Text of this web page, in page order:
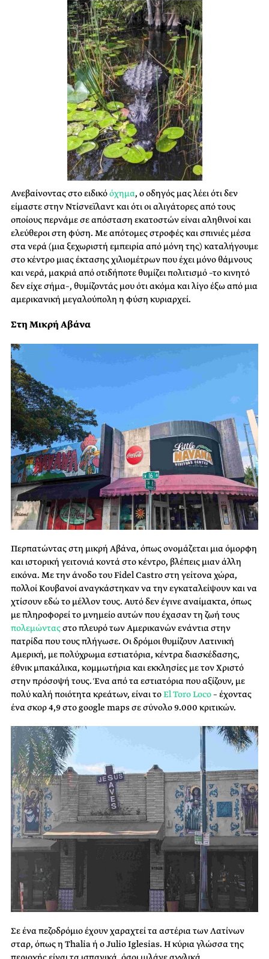
Ανεβαίνοντας στο ειδικόόχημα, ο οδηγός μας λέει ότι δεν
είμαστε στην Ντίσνεϊλαντ και ότι οι αλιγάτορες από τους
οποίους περνάμε σε απόσταση εκατοστών είναι αληθινοί και
ελεύθεροι στη φύση. Με απότομες στροφές και σπινιές μέσα
στα νερά (μια ξεχωριστή εμπειρία από μόνη της) καταλήγουμε
στο κέντρο μιας έκτασης χιλιομέτρων που έχει μόνο θάμνους
και νερά, μακριά από οτιδήποτε θυμίζει πολιτισμό –το κινητό
δεν είχε σήμα–, θυμίζοντάς μου ότι ακόμα και λίγο έξω από μια
αμερικανική μεγαλούπολη η φύση κυριαρχεί.
Στη Μικρή Αβάνα
Περπατώντας στη μικρή Αβάνα, όπως ονομάζεται μια όμορφη
και ιστορική γειτονιά κοντά στο κέντρο, βλέπεις μιαν άλλη
εικόνα. Με την άνοδο του Fidel Castro στη γείτονα χώρα,
πολλοί Κουβανοί αναγκάστηκαν να την εγκαταλείψουν και να
χτίσουν εδώ το μέλλον τους. Αυτό δεν έγινε αναίμακτα, όπως
με πληροφορεί το μνημείο αυτών που έχασαν τη ζωή τους
πολεμώνταςστο πλευρό των Αμερικανών ενάντια στην
πατρίδα που τους πλήγωσε. Οι δρόμοι θυμίζουν Λατινική
Αμερική, με πολύχρωμα εστιατόρια, κέντρα διασκέδασης,
έθνικ μπακάλικα, κομμωτήρια και εκκλησίες με τον Χριστό
στην πρόσοψή τους. Ένα από τα εστιατόρια που αξίζουν, με
πολύ καλή ποιότητα κρεάτων, είναι τοEl Toro Loco– έχοντας
ένα σκορ 4,9 στο google maps σε σύνολο 9.000 κριτικών.
Σε ένα πεζοδρόμιο έχουν χαραχτεί τα αστέρια των Λατίνων
σταρ, όπως η Thalia ή ο Julio Iglesias. Η κύρια γλώσσα της